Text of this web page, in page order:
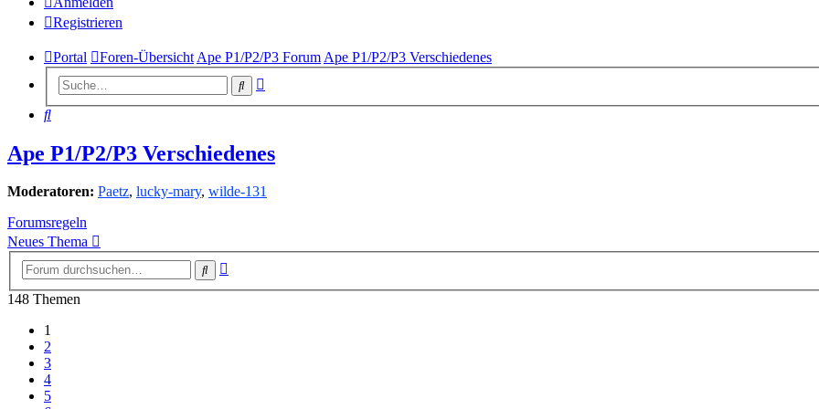
Registrieren
Portal Foren-Übersicht Ape P1/P2/P3 Forum Ape P1/P2/P3 Verschiedenes
Suche
Suche
Ape P1/P2/P3 Verschiedenes
Moderatoren: Paetz, lucky-mary, wilde-131
Forumsregeln
Neues Thema
Suche
148 Themen
1
2
3
4
5